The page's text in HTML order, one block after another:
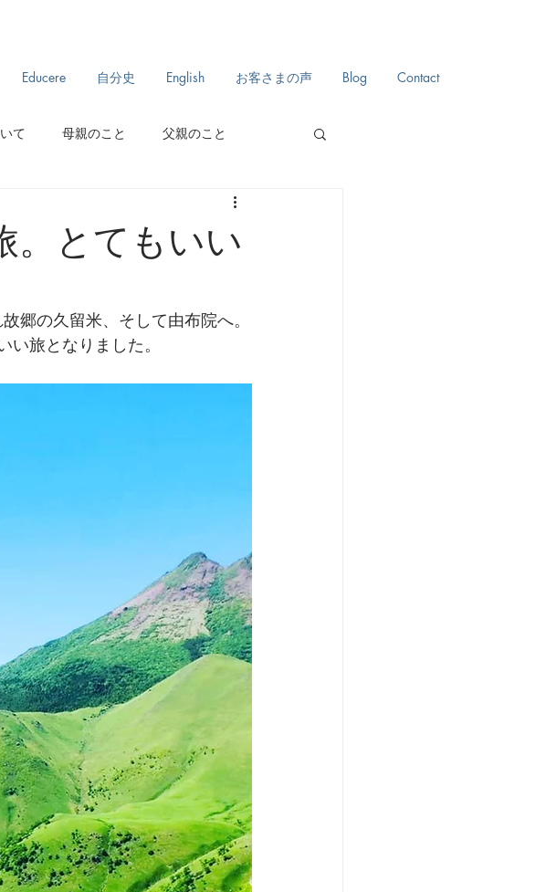
Educere 自分史 English お客さまの声 Blog Contact
て 母親のこと 父親のこと
日々のこと
。とてもいい
郷の久留米、そして由布院へ。
い旅となりました。